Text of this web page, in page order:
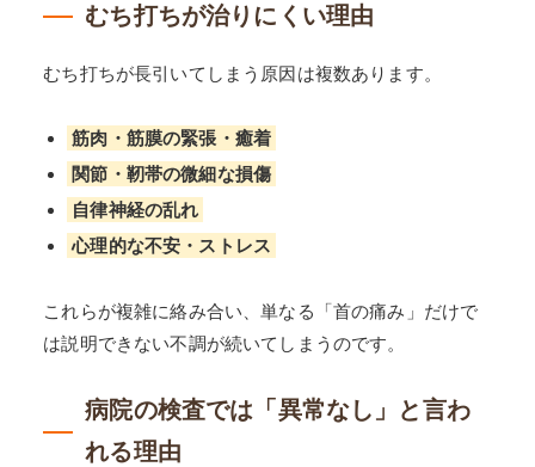
むち打ちが治りにくい理由
むち打ちが長引いてしまう原因は複数あります。
筋肉・筋膜の緊張・癒着
関節・靭帯の微細な損傷
自律神経の乱れ
心理的な不安・ストレス
これらが複雑に絡み合い、単なる「首の痛み」だけで
は説明できない不調が続いてしまうのです。
病院の検査では「異常なし」と言わ
れる理由